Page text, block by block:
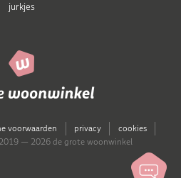
jurkjes
voorwaarden privacy
cookies
— 2026 de grote woonwinkel